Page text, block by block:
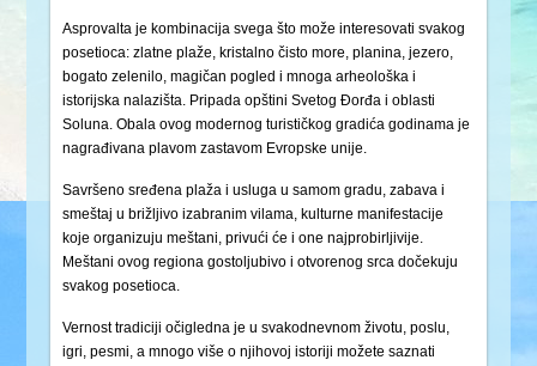
Asprovalta je kombinacija svega što može interesovati svakog
posetioca: zlatne plaže, kristalno čisto more, planina, jezero,
bogato zelenilo, magičan pogled i mnoga arheološka i
istorijska nalazišta. Pripada opštini Svetog Đorđa i oblasti
Soluna. Obala ovog modernog turističkog gradića godinama je
nagrađivana plavom zastavom Evropske unije.
Savršeno sređena plaža i usluga u samom gradu, zabava i
smeštaj u brižljivo izabranim vilama, kulturne manifestacije
koje organizuju meštani, privući će i one najprobirljivije.
Meštani ovog regiona gostoljubivo i otvorenog srca dočekuju
svakog posetioca.
Vernost tradiciji očigledna je u svakodnevnom životu, poslu,
igri, pesmi, a mnogo više o njihovoj istoriji možete saznati